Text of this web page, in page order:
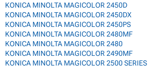
KONICA MINOLTA MAGICOLOR 2450D
KONICA MINOLTA MAGICOLOR 2450DX
KONICA MINOLTA MAGICOLOR 2450PS
KONICA MINOLTA MAGICOLOR 2480MF
KONICA MINOLTA MAGICOLOR 2480
KONICA MINOLTA MAGICOLOR 2490MF
KONICA MINOLTA MAGICOLOR 2500 SERIES